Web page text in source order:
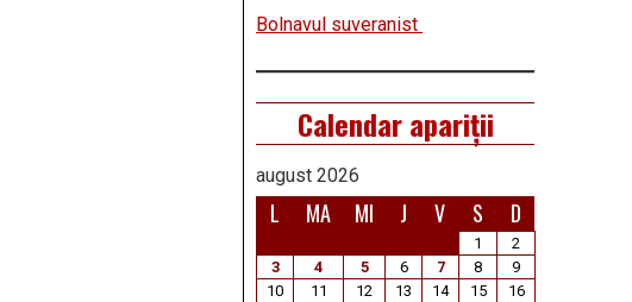
Bolnavul suveranist
Calendar apariții
august 2026
L MA MI J V S D
1
2
3
4 5 6 7 8
9
10
11 12 13 14 15
16